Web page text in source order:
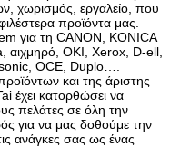
χωρισμός, εργαλείο, που
προϊόντα μας.
για τη CANON, KONICA
αιχμηρό, OKI, Xerox, D-ell,
OCE, Duplo….
και της άριστης
έχει κατορθώσει να
πελάτες σε όλη την
για να μας δοθούμε την
ανάγκες σας ως ένας